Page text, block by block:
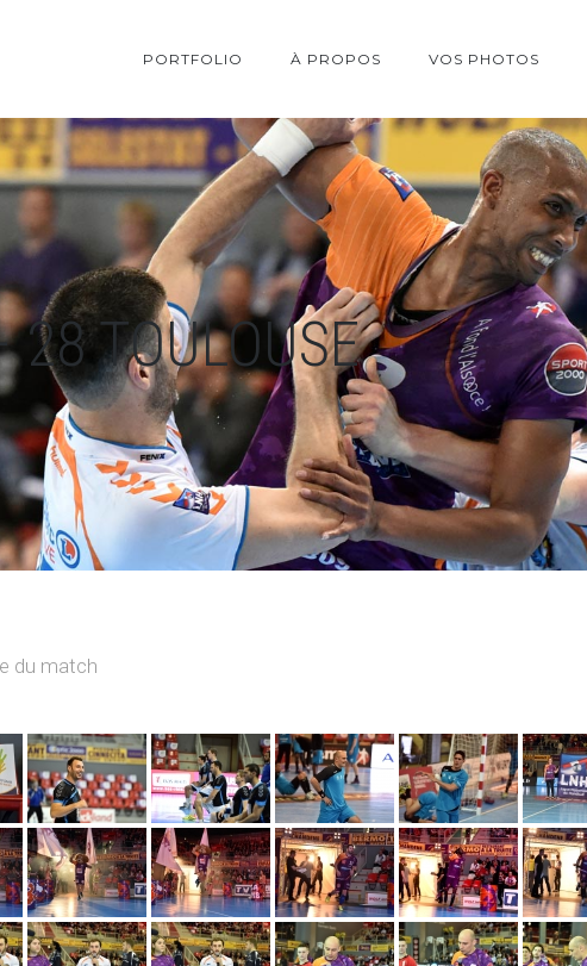
PORTFOLIO À PROPOS VOS PHOTOS
TOULOUSE
du match